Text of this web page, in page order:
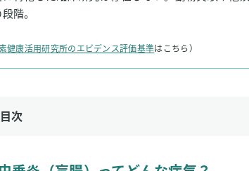
階。
健康活用研究所のエビデンス評価基準はこちら）
目次